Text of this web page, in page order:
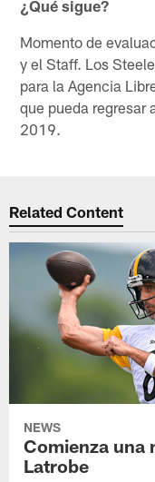
¿Qué sigue?
Momento de
y el Staff. Los
para la Agencia
que pueda regresar
2019.
Related Content
NEWS
Comienza una
Latrobe